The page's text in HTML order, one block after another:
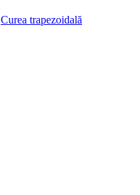
Curea trapezoidală